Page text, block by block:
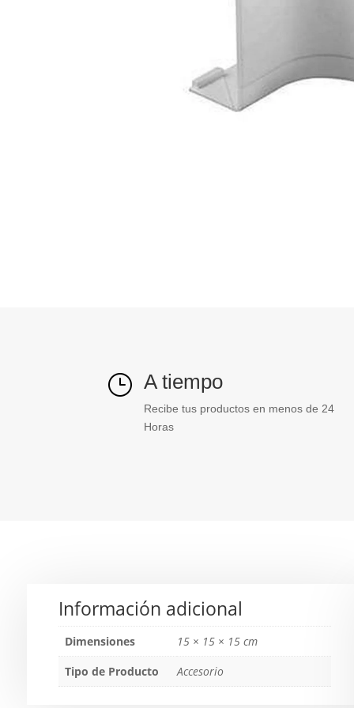
} A tiempo
Recibe tus productos en menos de 24
Horas
Información adicional
Dimensiones
15 × 15 × 15 cm
Tipo de Producto
Accesorio